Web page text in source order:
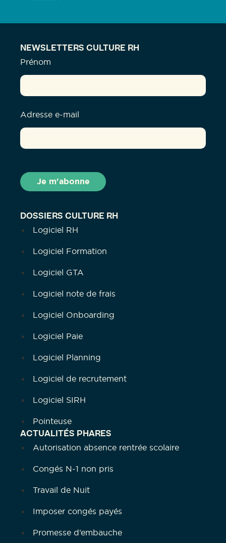
DOSSIERS CULTURE RH
Logiciel RH
Logiciel Formation
Logiciel GTA
Logiciel note de frais
Logiciel Onboarding
Logiciel Paie
Logiciel Planning
Logiciel de recrutement
Logiciel SIRH
Pointeuse
ACTUALITÉS PHARES
Autorisation absence rentrée scolaire
Congés N-1 non pris
Travail de Nuit
Imposer congés payés
Promesse d’embauche
NEWSLETTERS CULTURE RH
Prénom
Adresse e-mail